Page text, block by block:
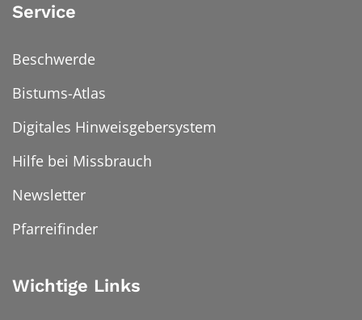
Service
Beschwerde
Bistums-Atlas
Digitales Hinweisgebersystem
Hilfe bei Missbrauch
Newsletter
Pfarreifinder
Wichtige Links